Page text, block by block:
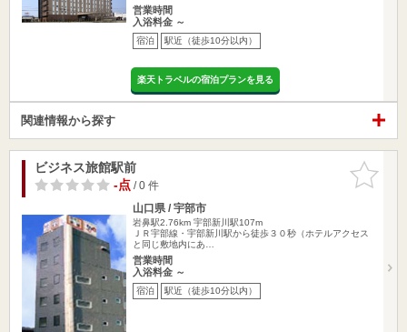
営業時間
入浴料金 ～
宿泊 駅近（徒歩10分以内）
楽天トラベルの宿泊プランを見る
関連情報から探す
お気に入
りに追加
ビジネス旅館駅前
-点/ 0 件
山口県 / 宇部市
岩鼻駅2.76km 宇部新川駅107m
ＪＲ宇部線・宇部新川駅から徒歩３０秒（ホテルアクセス
と同じ敷地内にあ…
営業時間
入浴料金 ～
宿泊 駅近（徒歩10分以内）